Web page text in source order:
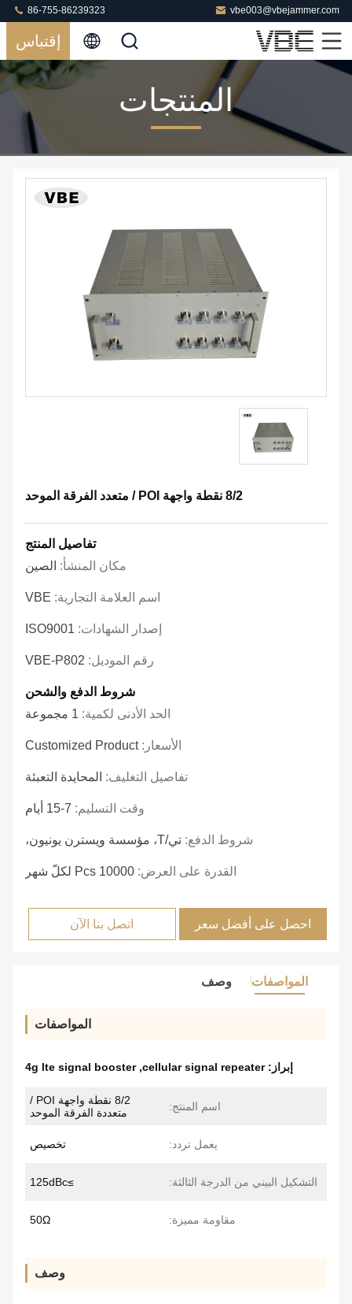
vbe003@vbejammer.com
86-755-86239323
إقتباس
المنتجات
8/2 نقطة واجهة POI / متعدد الفرقة الموحد
تفاصيل المنتج
مكان المنشأ: الصين
اسم العلامة التجارية: VBE
إصدار الشهادات: ISO9001
رقم الموديل: VBE-P802
شروط الدفع والشحن
الحد الأدنى لكمية: 1 مجموعة
الأسعار:Customized Product
تفاصيل التغليف: المحايدة التعبئة
وقت التسليم: 7-15 أيام
شروط الدفع: تي/T، مؤسسة ويسترن يونيون،
القدرة على العرض: 10000 Pcs لكلّ شهر
احصل على أفضل سعر اتصل بنا الآن
المواصفات وصف
المواصفات
إبراز:cellular signal repeater
,
4g lte signal booster
اسم المنتج:
8/2 نقطة واجهة POI /
متعددة الفرقة الموحد
يعمل تردد: تخصيص
التشكيل البيني من الدرجة الثالثة: ≥125dBc
مقاومة مميزة: 50Ω
وصف